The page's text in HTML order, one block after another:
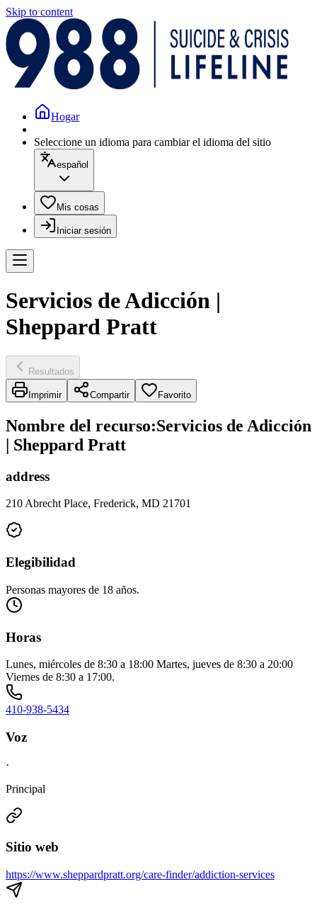
Skip to content
Hogar
Seleccione un idioma para cambiar el idioma del sitio
español
Mis cosas
Iniciar sesión
Servicios de Adicción |
Sheppard Pratt
Resultados
Imprimir Compartir Favorito
Nombre del recurso:Servicios de Adicción
| Sheppard Pratt
address
210 Abrecht Place, Frederick, MD 21701
Elegibilidad
Personas mayores de 18 años.
Horas
Lunes, miércoles de 8:30 a 18:00 Martes, jueves de 8:30 a 20:00
Viernes de 8:30 a 17:00.
410-938-5434
Voz
·
Principal
Sitio web
https://www.sheppardpratt.org/care-finder/addiction-services